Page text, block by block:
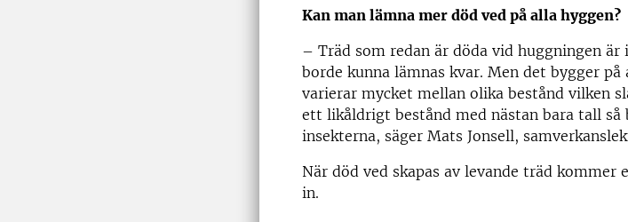
Kan man lämna mer död ved på alla hyggen?
– Träd som redan är döda vid huggningen är
borde kunna lämnas kvar. Men det bygger
varierar mycket mellan olika bestånd vilken
ett likåldrigt bestånd med nästan bara tall
insekterna, säger Mats Jonsell,
När död ved skapas av levande träd kommer
in.